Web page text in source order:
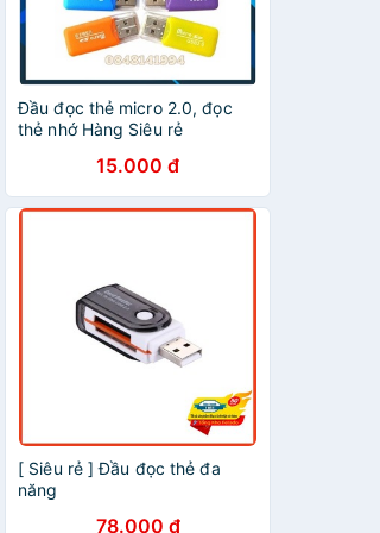
Đầu đọc thẻ micro 2.0, đọc
thẻ nhớ Hàng Siêu rẻ
15.000 đ
[ Siêu rẻ ] Đầu đọc thẻ đa
năng
78.000 đ